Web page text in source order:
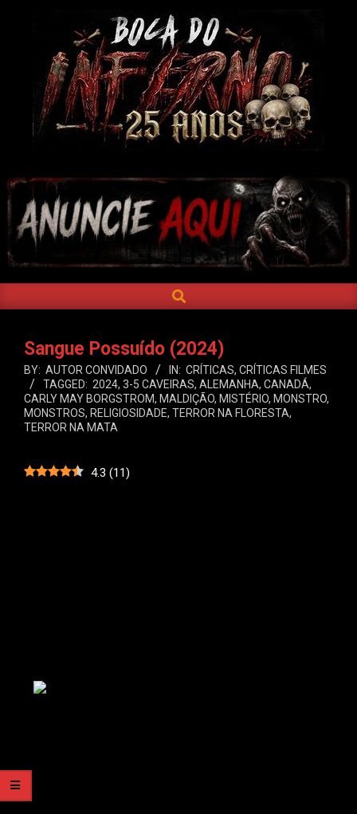
DO
INFERNO
Navigation
SEARCH
Sangue Possuído (2024)
BY: AUTOR CONVIDADO IN: CRÍTICAS, CRÍTICAS FILMES
TAGGED: 2024, 3-5 CAVEIRAS, ALEMANHA, CANADÁ,
CARLY MAY BORGSTROM, MALDIÇÃO, MISTÉRIO, MONSTRO,
MONSTROS, RELIGIOSIDADE, TERROR NA FLORESTA,
TERROR NA MATA
4.3 (11)